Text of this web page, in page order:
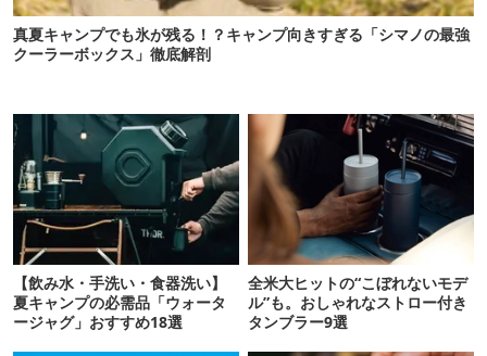
真夏キャンプでも氷が残る！？キャンプ向きすぎる「シマノの最強
クーラーボックス」徹底解剖
【飲み水・手洗い・食器洗い】
夏キャンプの必需品「ウォータ
ージャグ」おすすめ18選
全米大ヒットの“こぼれないモデ
ル”も。おしゃれなストロー付き
タンブラー9選